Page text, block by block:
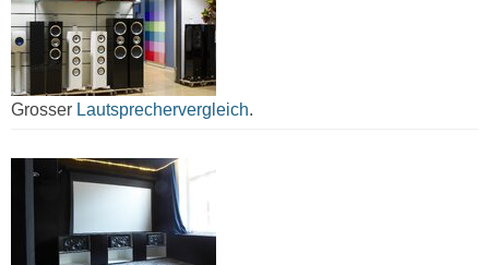
Grosser Lautsprechervergleich.